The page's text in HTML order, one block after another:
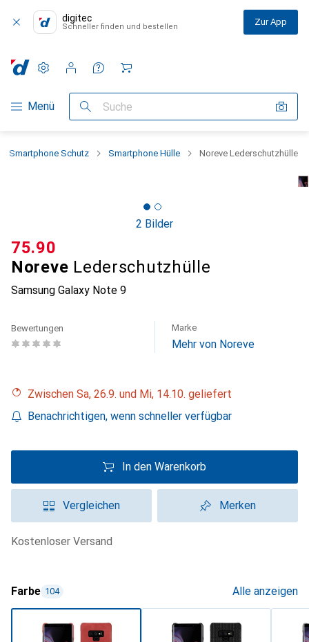
digitec
Schneller finden und bestellen Zur App
Navigation nach Kategorien
Menü Suche
Einstellungen
Kundenkonto
Vergleichslisten
Merklisten
Warenkorb
Smartphone Schutz Smartphone Hülle Noreve Lederschutzhülle
2 Bilder
Noreve Lederschutzhülle
Samsung Galaxy Note 9
CHF
75.90
Bewertungen Marke
Mehr von Noreve
Zwischen Sa, 26.9. und Mi, 14.10. geliefert
Benachrichtigen, wenn schneller verfügbar
In den Warenkorb
Vergleichen Merken
kostenloser Versand
Farbe 104 Alle anzeigen